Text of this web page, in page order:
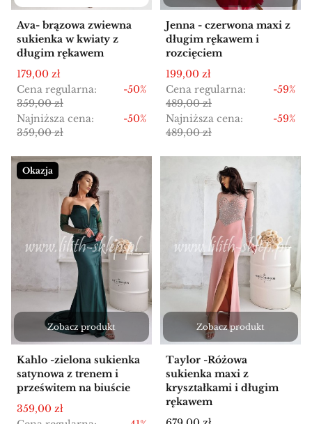
Ava- brązowa zwiewna
sukienka w kwiaty z
długim rękawem
Cena promocyjna
179,00 zł
Cena regularna:
359,00 zł
-50%
Najniższa cena:
359,00 zł
-50%
Jenna - czerwona maxi z
długim rękawem i
rozcięciem
Cena promocyjna
199,00 zł
Cena regularna:
489,00 zł
-59%
Najniższa cena:
489,00 zł
-59%
Okazja
Zobacz produkt
Kahlo -zielona sukienka
satynowa z trenem i
prześwitem na biuście
Cena promocyjna
359,00 zł
Zobacz produkt
Taylor -Różowa
sukienka maxi z
kryształkami i długim
rękawem